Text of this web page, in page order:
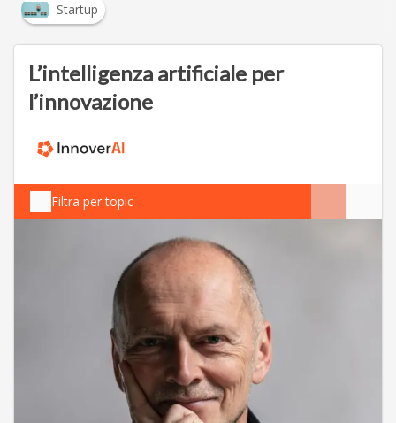
Startup
L’intelligenza artificiale per
l’innovazione
Filtra per topic